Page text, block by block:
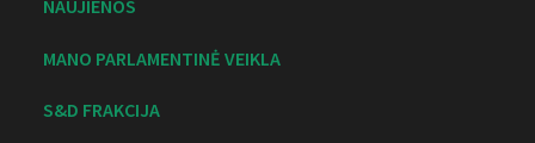
NAUJIENOS
MANO PARLAMENTINĖ VEIKLA
S&D FRAKCIJA